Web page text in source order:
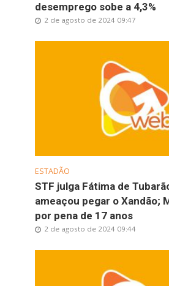
desemprego sobe a 4,3%
2 de agosto de 2024 09:47
ESTADÃO
STF julga Fátima de
ameaçou pegar o Xandão;
por pena de 17 anos
2 de agosto de 2024 09:44